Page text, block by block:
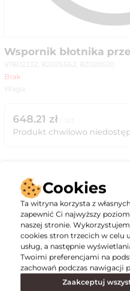
Wspornik błotnika
47802232, 82026562, 82020520
Brak
Waga
648.21 zł
Produkt chwilowo
Opis
Specyfikacja
Polecane
Cookies
Ta witryna korzysta z
zapewnić Ci najwyższy
naszej stronie.
cookies stron trzecich w celu
usług, a następnie
Twoimi preferencjami na
zachowań podczas nawigacji
Zaakceptuj